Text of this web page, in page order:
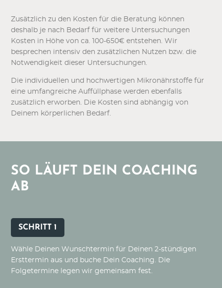
Zusätzlich zu den Kosten für die Beratung können
deshalb je nach Bedarf für weitere Untersuchungen
Kosten in Höhe von ca. 100-650€ entstehen. Wir
besprechen intensiv den zusätzlichen Nutzen bzw. die
Notwendigkeit dieser Untersuchungen.
Die individuellen und hochwertigen Mikronährstoffe für
eine umfangreiche Auffüllphase werden ebenfalls
zusätzlich erworben. Die Kosten sind abhängig von
Deinem körperlichen Bedarf.
SO LÄUFT DEIN COACHING
AB
SCHRITT 1
Wähle Deinen Wunschtermin für Deinen 2-stündigen
Ersttermin aus und buche Dein Coaching. Die
Folgetermine legen wir gemeinsam fest.